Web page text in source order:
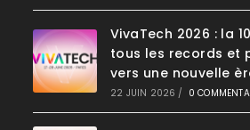
VivaTech 2026 : la
tous les records et
vers une nouvelle
22 JUIN 2026 / 0